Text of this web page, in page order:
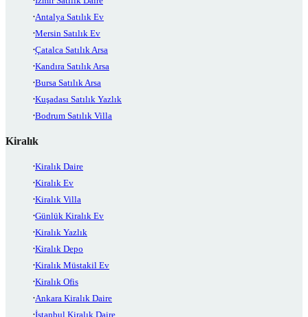
Antalya Satılık Ev
Mersin Satılık Ev
Çatalca Satılık Arsa
Kandıra Satılık Arsa
Bursa Satılık Arsa
Kuşadası Satılık Yazlık
Bodrum Satılık Villa
Kiralık
Kiralık Daire
Kiralık Ev
Kiralık Villa
Günlük Kiralık Ev
Kiralık Yazlık
Kiralık Depo
Kiralık Müstakil Ev
Kiralık Ofis
Ankara Kiralık Daire
İstanbul Kiralık Daire